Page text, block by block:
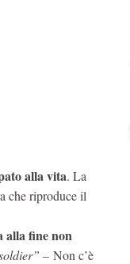
alla vita. La
che riproduce il
alla fine non
– Non c’è